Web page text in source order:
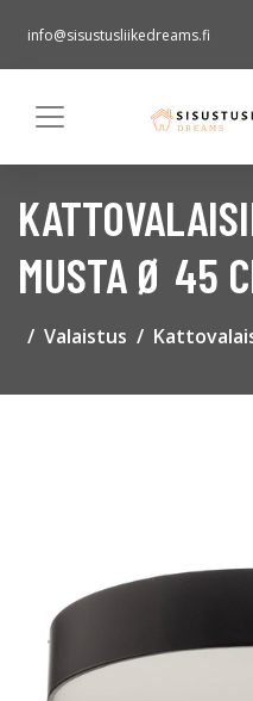
info@sisustusliikedreams.fi
MUSTA Ø 45
Valaistus